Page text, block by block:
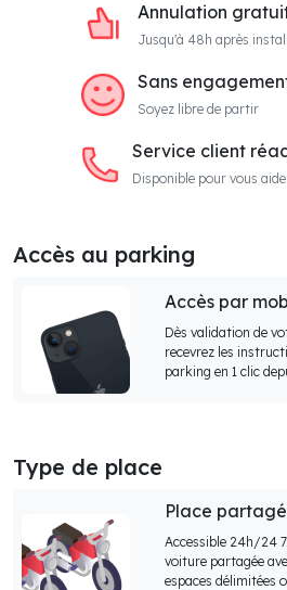
Annulation
Jusqu'à 48h après
Sans
Soyez libre de partir
Service client
Disponible pour vous
Accès au parking
Accès par
Dès validation de
recevrez les
parking en 1 clic
Type de place
Place
Accessible 24h/24
voiture partagée
espaces délimitées